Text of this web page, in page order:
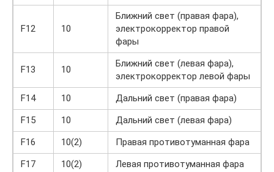
F12 10
Ближний свет (правая фара),
электрокорректор правой
фары
F13 10
Ближний свет (левая фара),
электрокорректор левой фары
F14
10
Дальний свет (правая фара)
F15
10
Дальний свет (левая фара)
F16
10(2)
Правая противотуманная фара
F17
10(2) Левая противотуманная фара